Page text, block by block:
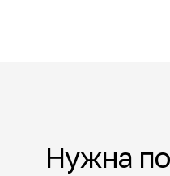
Нужна